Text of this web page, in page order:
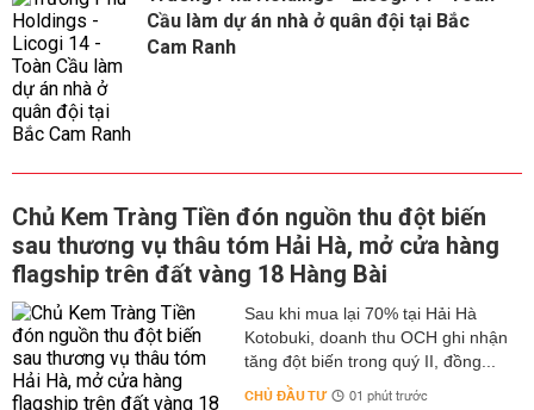
Cầu làm dự án nhà ở quân đội tại Bắc
Cam Ranh
Chủ Kem Tràng Tiền đón nguồn thu đột biến
sau thương vụ thâu tóm Hải Hà, mở cửa hàng
flagship trên đất vàng 18 Hàng Bài
Sau khi mua lại 70% tại Hải Hà
Kotobuki, doanh thu OCH ghi nhận
tăng đột biến trong quý II, đồng...
CHỦ ĐẦU TƯ 01 phút trước